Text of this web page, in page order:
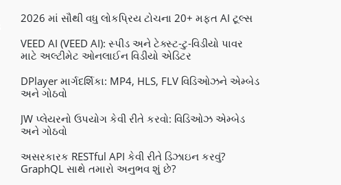
2026 માં સૌથી વધુ લોકપ્રિય ટોચના 20+ મફત AI ટૂલ્સ
VEED AI (VEED AI): સ્પીડ અને ટેક્સ્ટ-ટુ-વિડીયો પાવર
માટે અલ્ટીમેટ ઓનલાઈન વિડીયો એડિટર
DPlayer માર્ગદર્શિકા: MP4, HLS, FLV વિડિઓઝને એમ્બેડ
અને ગોઠવો
JW પ્લેયરનો ઉપયોગ કેવી રીતે કરવો: વિડિઓઝ એમ્બેડ
અને ગોઠવો
અસરકારક RESTful API કેવી રીતે ડિઝાઇન કરવું?
GraphQL સાથે તમારો અનુભવ શું છે?